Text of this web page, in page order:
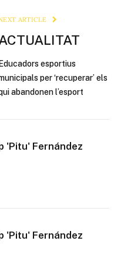
ARTICLE
Educadors esportius
per ‘recuperar’ els
abandonen l’esport
'Pitu' Fernández
'Pitu' Fernández